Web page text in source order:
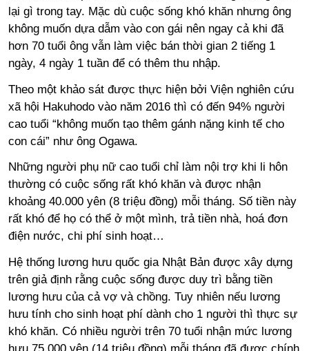
lại gì trong tay. Mặc dù cuộc sống khó khăn nhưng ông
không muốn dựa dẫm vào con gái nên ngay cả khi đã
hơn 70 tuổi ông vẫn làm việc bán thời gian 2 tiếng 1
ngày, 4 ngày 1 tuần để có thêm thu nhập.
Theo một khảo sát được thực hiện bởi Viện nghiên cứu
xã hội Hakuhodo vào năm 2016 thì có đến 94% người
cao tuổi “không muốn tạo thêm gánh nặng kinh tế cho
con cái” như ông Ogawa.
Những người phụ nữ cao tuổi chỉ làm nội trợ khi li hôn
thường có cuộc sống rất khó khăn và được nhận
khoảng 40.000 yên (8 triệu đồng) mỗi tháng. Số tiền này
rất khó để họ có thể ở một mình, trả tiền nhà, hoá đơn
điện nước, chi phí sinh hoạt…
Hệ thống lương hưu quốc gia Nhật Bản được xây dựng
trên giả định rằng cuộc sống được duy trì bằng tiền
lương hưu của cả vợ và chồng. Tuy nhiên nếu lương
hưu tính cho sinh hoạt phí dành cho 1 người thì thực sự
khó khăn. Có nhiều người trên 70 tuổi nhận mức lương